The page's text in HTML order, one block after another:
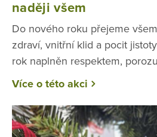
naději všem
Do nového roku přejeme
zdraví, vnitřní klid a pocit
rok naplněn respektem,
Více o této akci